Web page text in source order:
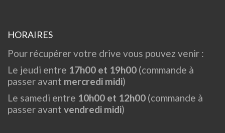
HORAIRES
Pour récupérer votre drive vous pouvez venir :
Le jeudi entre 17h00 et 19h00 (commande à
passer avant mercredi midi)
Le samedi entre 10h00 et 12h00 (commande à
passer avant vendredi midi)